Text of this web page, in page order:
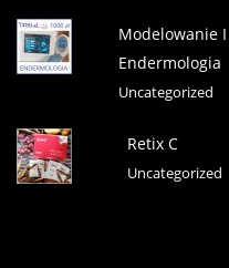
Modelowanie
Endermologia
Uncategorized
Retix C
Uncategorized